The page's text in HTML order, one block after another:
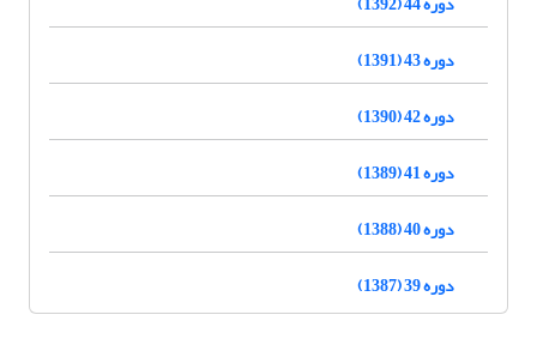
دوره 43 (1391)
دوره 42 (1390)
دوره 41 (1389)
دوره 40 (1388)
دوره 39 (1387)